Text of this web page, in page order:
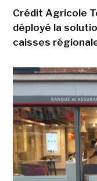
Crédit Agricole
déployé la
caisses